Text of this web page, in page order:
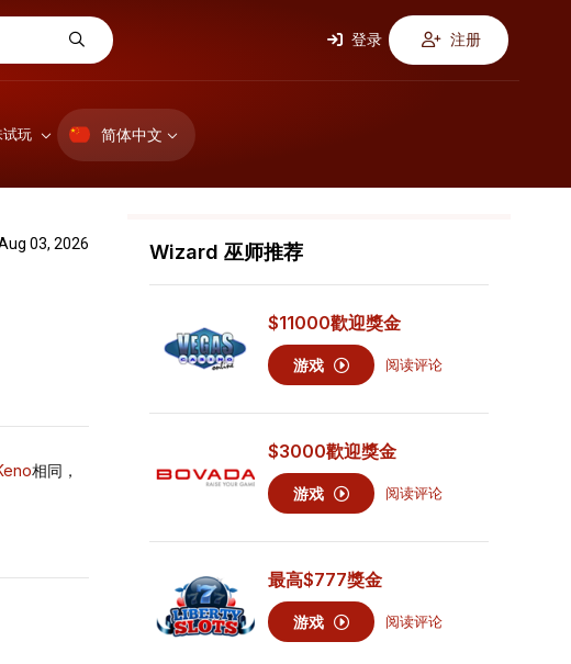
登录 注册
试玩 简体中文
03, 2026
相同，
Wizard 巫师推荐
$11000歡迎獎金
游戏 阅读评论
$3000歡迎獎金
游戏 阅读评论
最高$777獎金
游戏 阅读评论